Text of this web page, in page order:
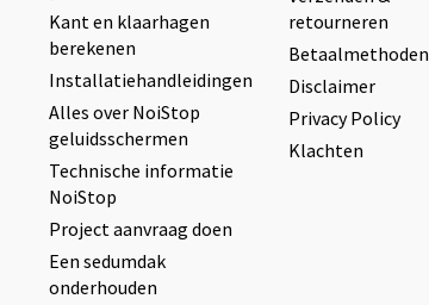
Kant en klaarhagen
berekenen
Installatiehandleidingen
Alles over NoiStop
geluidsschermen
Technische informatie
NoiStop
Project aanvraag doen
Een sedumdak
onderhouden
retourneren
Betaalmethoden
Disclaimer
Privacy Policy
Klachten